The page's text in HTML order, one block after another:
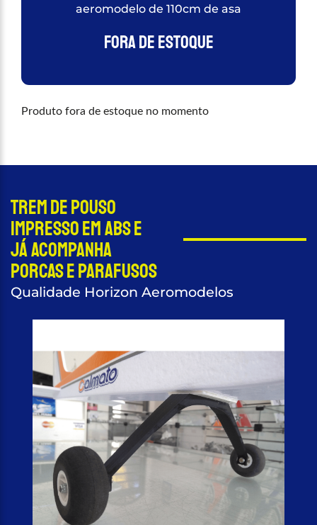
aeromodelo de 110cm de asa
Fora de estoque
Produto fora de estoque no momento
Trem de pouso
impresso em ABS e
já acompanha
porcas e parafusos
Qualidade Horizon Aeromodelos